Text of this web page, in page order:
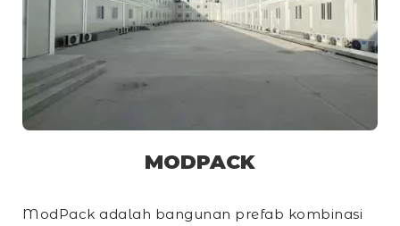
MODPACK
ModPack adalah bangunan prefab kombinasi